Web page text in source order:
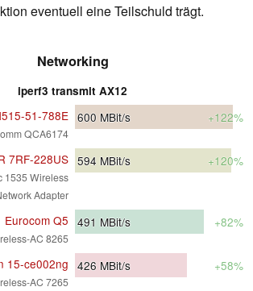
eventuell eine Teilschuld trägt.
Networking
iperf3 transmit AX12
51-788E
QCA6174
600 MBit/s +122%
7RF-228US
1535 Wireless
Adapter
594 MBit/s +120%
Eurocom Q5
AC 8265
491 MBit/s +82%
15-ce002ng
AC 7265
426 MBit/s +58%